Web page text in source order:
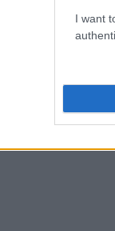
I want
nel cervello.
e nel
nei
a deficit
nostra